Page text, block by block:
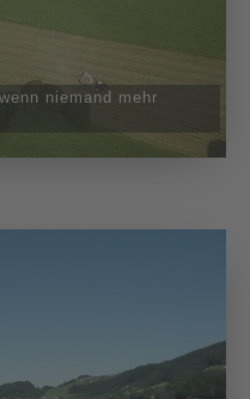
niemand mehr